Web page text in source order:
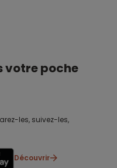
votre poche
les, suivez-les,
Découvrir